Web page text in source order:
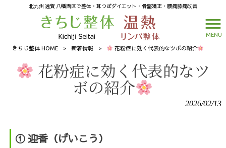
北九州 遠賀 八幡西区で整体・耳つぼダイエット・骨盤矯正・腰痛膝痛改善
MENU
きちじ整体 HOME > 新着情報 > 花粉症に効く代表的なツボの紹介
花粉症に効く代表的なツ
ボの紹介
2026/02/13
① 迎香（げいこう）